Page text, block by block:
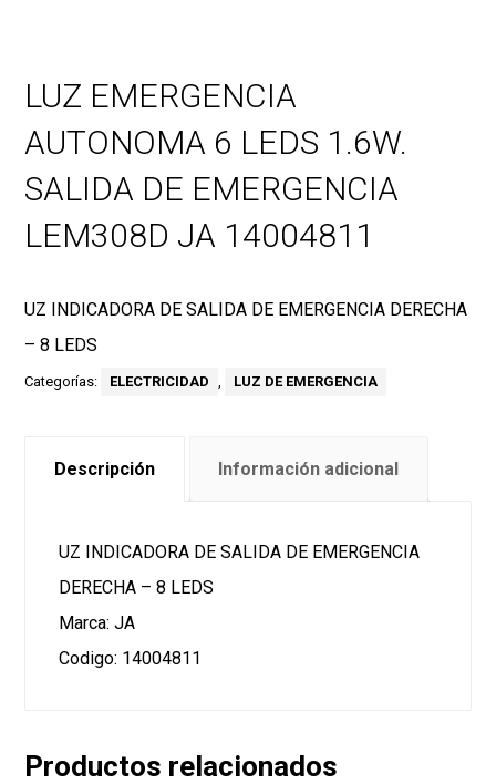
LUZ EMERGENCIA
AUTONOMA 6 LEDS 1.6W.
SALIDA DE EMERGENCIA
LEM308D JA 14004811
UZ INDICADORA DE SALIDA DE EMERGENCIA DERECHA
– 8 LEDS
Categorías: ELECTRICIDAD , LUZ DE EMERGENCIA
Descripción Información adicional
UZ INDICADORA DE SALIDA DE EMERGENCIA
DERECHA – 8 LEDS
Marca: JA
Codigo: 14004811
Productos relacionados